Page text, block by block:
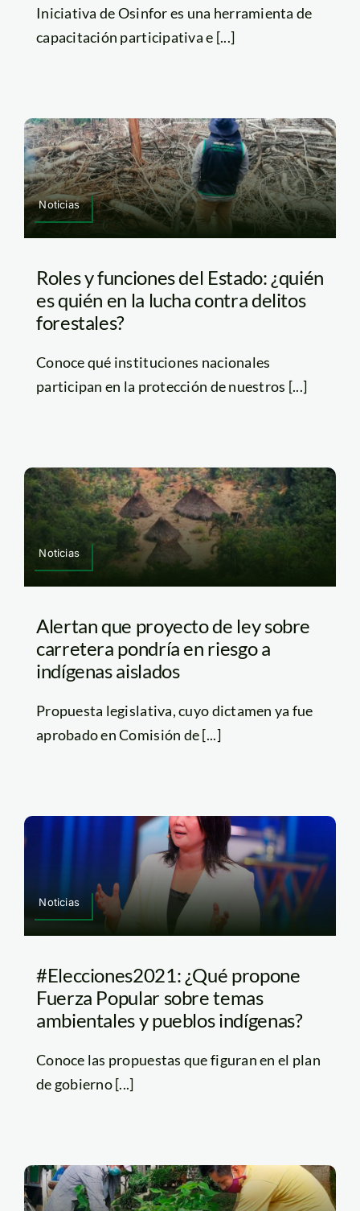
Iniciativa de Osinfor es una herramienta de
capacitación participativa e [...]
Noticias
Roles y funciones del Estado: ¿quién
es quién en la lucha contra delitos
forestales?
Conoce qué instituciones nacionales
participan en la protección de nuestros [...]
Noticias
Alertan que proyecto de ley sobre
carretera pondría en riesgo a
indígenas aislados
Propuesta legislativa, cuyo dictamen ya fue
aprobado en Comisión de [...]
Noticias
#Elecciones2021: ¿Qué propone
Fuerza Popular sobre temas
ambientales y pueblos indígenas?
Conoce las propuestas que figuran en el plan
de gobierno [...]